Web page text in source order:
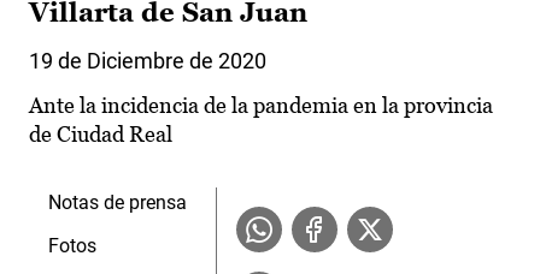
Villarta de San Juan
19 de Diciembre de 2020
Ante la incidencia de la pandemia en la provincia
de Ciudad Real
Notas de prensa
Fotos